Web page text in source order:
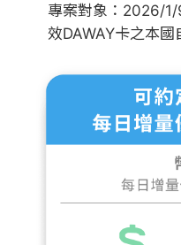
專案對象：2026/
效DAWAY卡之本國